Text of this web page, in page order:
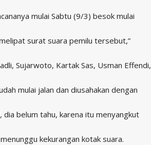
mulai Sabtu (9/3) besok mulai
surat suara pemilu tersebut,”
Sujarwoto, Kartak Sas, Usman Effendi,
mulai jalan dan diusahakan dengan
belum tahu, karena itu menyangkut
kekurangan kotak suara.